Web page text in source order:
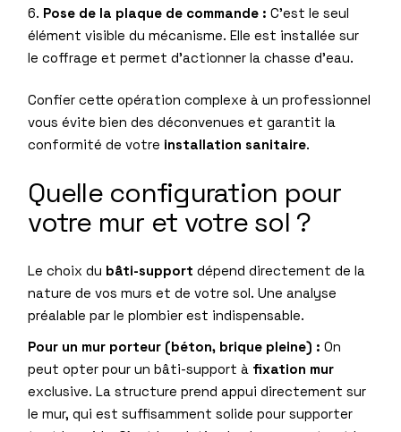
Pose de la plaque de commande : C’est le seul
élément visible du mécanisme. Elle est installée sur
le coffrage et permet d’actionner la chasse d’eau.
Confier cette opération complexe à un professionnel
vous évite bien des déconvenues et garantit la
conformité de votre installation sanitaire.
Quelle configuration pour
votre mur et votre sol ?
Le choix du bâti-support dépend directement de la
nature de vos murs et de votre sol. Une analyse
préalable par le plombier est indispensable.
Pour un mur porteur (béton, brique pleine) : On
peut opter pour un bâti-support à fixation mur
exclusive. La structure prend appui directement sur
le mur, qui est suffisamment solide pour supporter